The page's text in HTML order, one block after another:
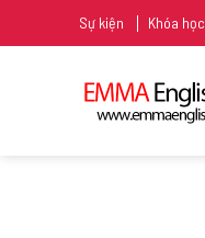
to
Sự kiện Khóa học